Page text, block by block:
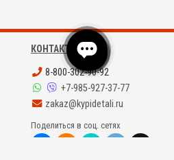
КОНТАКТЫ
8-800-302-90-92
+7-985-927-37-77
zakaz@kypidetali.ru
Поделиться в соц. сетях